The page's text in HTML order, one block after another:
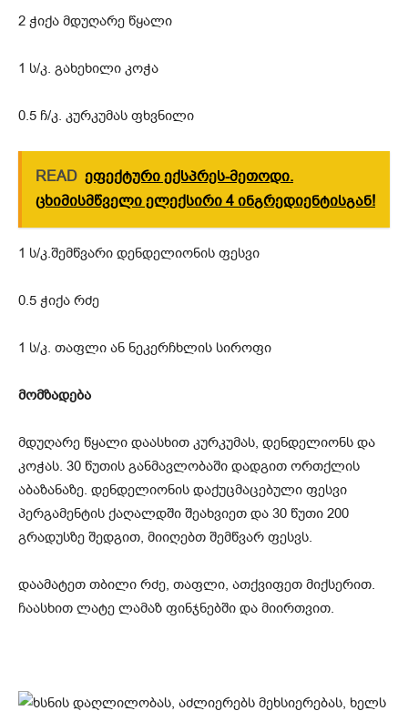
2 ჭიქა მდუღარე წყალი
1 ს/კ. გახეხილი კოჭა
0.5 ჩ/კ. კურკუმას ფხვნილი
READ ეფექტური ექსპრეს-მეთოდი.
ცხიმისმწველი ელექსირი 4 ინგრედიენტისგან!
1 ს/კ.შემწვარი დენდელიონის ფესვი
0.5 ჭიქა რძე
1 ს/კ. თაფლი ან ნეკერჩხლის სიროფი
მომზადება
მდუღარე წყალი დაასხით კურკუმას, დენდელიონს და
კოჭას. 30 წუთის განმავლობაში დადგით ორთქლის
აბაზანაზე. დენდელიონის დაქუცმაცებული ფესვი
პერგამენტის ქაღალდში შეახვიეთ და 30 წუთი 200
გრადუსზე შედგით, მიიღებთ შემწვარ ფესვს.
დაამატეთ თბილი რძე, თაფლი, ათქვიფეთ მიქსერით.
ჩაასხით ლატე ლამაზ ფინჯნებში და მიირთვით.